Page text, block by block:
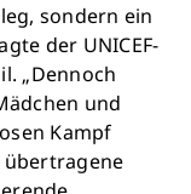
sondern ein
der UNICEF-
„Dennoch
und
Kampf
übertragene